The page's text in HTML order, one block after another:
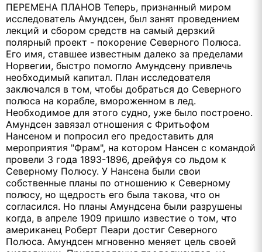
ПЕРЕМЕНА ПЛАНОВ Теперь, признанный миром
исследователь Амундсен, был занят проведением
лекций и сбором средств на самый дерзкий
полярный проект - покорение Северного Полюса.
Его имя, ставшее известным далеко за пределами
Норвегии, быстро помогло Амундсену привлечь
необходимый капитал. План исследователя
заключался в том, чтобы добраться до Северного
полюса на корабле, вмороженном в лед.
Необходимое для этого судно, уже было построено.
Амундсен завязал отношения с Фритьофом
Нансеном и попросил его предоставить для
мероприятия "Фрам", на котором Нансен с командой
провели 3 года 1893-1896, дрейфуя со льдом к
Северному Полюсу. У Нансена были свои
собственные планы по отношению к Северному
полюсу, но щедрость его была такова, что он
согласился. Но планы Амундсена были разрушены
когда, в апреле 1909 пришло известие о том, что
американец Роберт Пеари достиг Северного
Полюса. Амундсен мгновенно меняет цель своей